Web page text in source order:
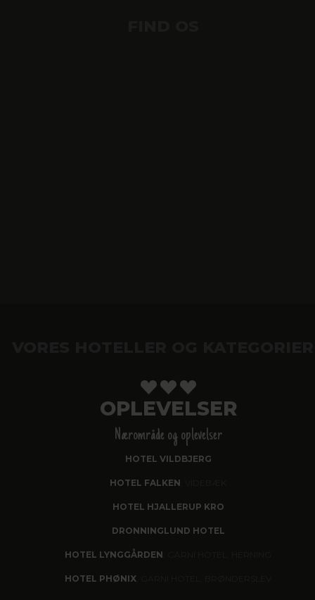
OPLEVELSER
Nærområde og oplevelser
HOTEL VILDBJERG
HOTEL FALKEN
HOTEL HJALLERUP KRO
DRONNINGLUND HOTEL
HOTEL LYNGGÅRDEN
HOTEL PHØNIX